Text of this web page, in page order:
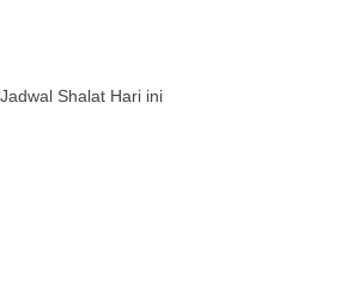
Jadwal Shalat Hari ini